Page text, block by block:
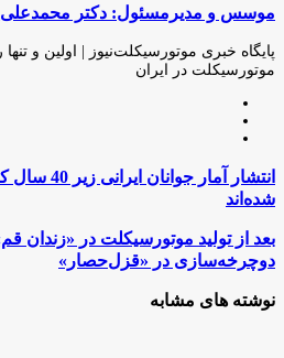
از
ایمیل
موسس و مدیرمسئول: دکتر محمدعلی
پایگاه خبری موتورسیکلت‌نیوز | اولین و
موتورسیکلت در ایران
انتشار
آمار
جوانان
ایرانی
زیر
40
که
انتشار آمار
شده‌اند
بعد
از
تولید
موتورسیکلت
در
بعد از تولید موتورسیکلت در «زندان
دوچرخه‌سازی در «قزل‌حصار»
نوشته های مشابه